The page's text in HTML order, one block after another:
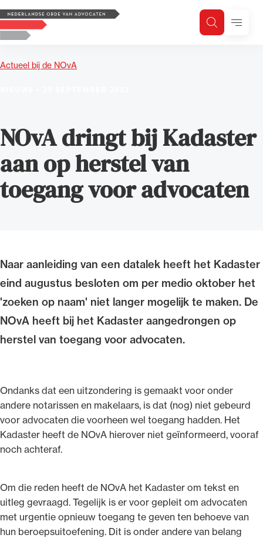
Logo, to the homepage
ZoekenMenu
Actueel bij de NOvA
NOvA dringt bij Kadaster
aan op herstel van
toegang voor advocaten
Naar aanleiding van een datalek heeft het Kadaster
eind augustus besloten om per medio oktober het
'zoeken op naam' niet langer mogelijk te maken. De
NOvA heeft bij het Kadaster aangedrongen op
herstel van toegang voor advocaten.
Ondanks dat een uitzondering is gemaakt voor onder
andere notarissen en makelaars, is dat (nog) niet gebeurd
voor advocaten die voorheen wel toegang hadden. Het
Kadaster heeft de NOvA hierover niet geïnformeerd, vooraf
noch achteraf.
Om die reden heeft de NOvA het Kadaster om tekst en
uitleg gevraagd. Tegelijk is er voor gepleit om advocaten
met urgentie opnieuw toegang te geven ten behoeve van
hun beroepsuitoefening. Dit is onder andere van belang
Zoeken
Zoek op trefwoord
Uitgelicht
Alle wet- en regelgeving voor de advocatuur.
Van de Advocatenwet tot de Verordening op
de advocatuur (Voda) en de Regeling op de